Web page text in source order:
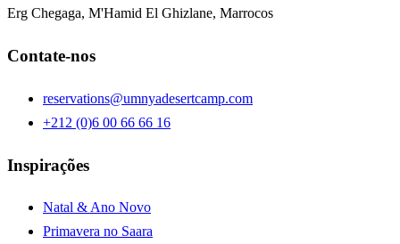
Erg Chegaga, M'Hamid El Ghizlane, Marrocos
Contate-nos
reservations@umnyadesertcamp.com
+212 (0)6 00 66 66 16
Inspirações
Natal & Ano Novo
Primavera no Saara